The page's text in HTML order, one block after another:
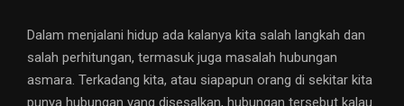
Dalam menjalani hidup ada kalanya kita salah langkah dan
salah perhitungan, termasuk juga masalah hubungan
asmara. Terkadang kita, atau siapapun orang di sekitar kita
punya hubungan yang disesalkan, hubungan tersebut kalau